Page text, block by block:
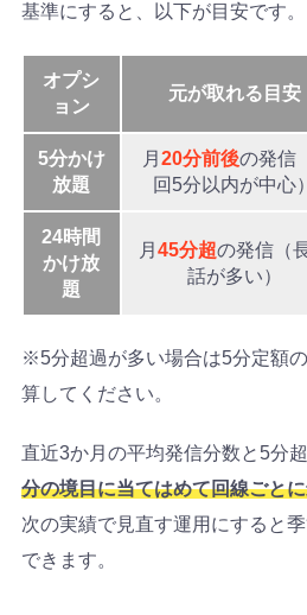
基準にすると、以下が目安です。
オプシ
ョン
元が取れる目安
5分かけ
放題
月20分前後の発信
回5分以内が中心）
24時間
かけ放
題
月 45分超の発信（
話が多い）
※5分超過が多い場合は5分定額
算してください。
直近3か月の平均発信分数と5分超
分の境目に当てはめて回線ごと
次の実績で見直す運用にすると
できます。